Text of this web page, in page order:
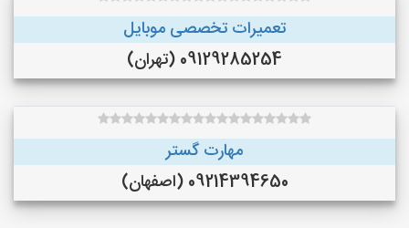
تعمیرات تخصصی موبایل
09129285254 (تهران)
مهارت گستر
09214394650 (اصفهان)